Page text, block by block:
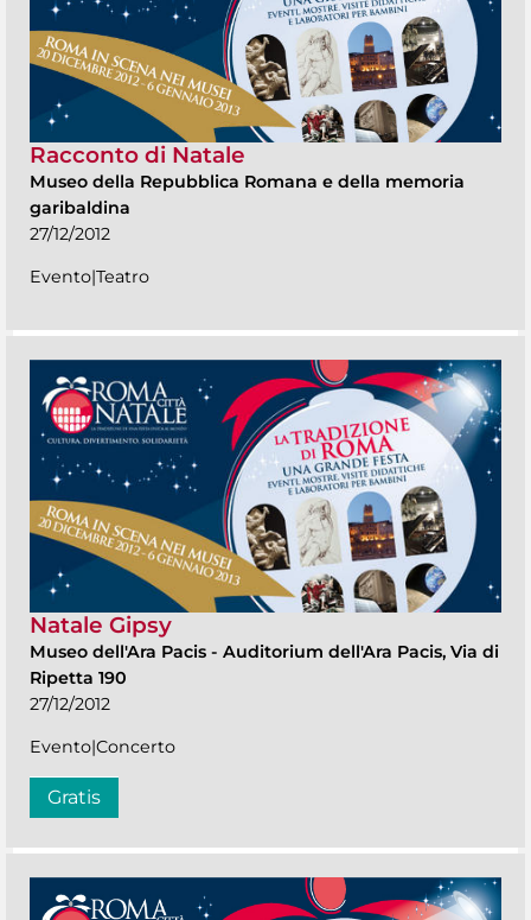
Racconto di Natale
Museo della Repubblica Romana e della memoria
garibaldina
27/12/2012
Evento|Teatro
Natale Gipsy
Museo dell'Ara Pacis - Auditorium dell'Ara Pacis, Via di
Ripetta 190
27/12/2012
Evento|Concerto
Gratis